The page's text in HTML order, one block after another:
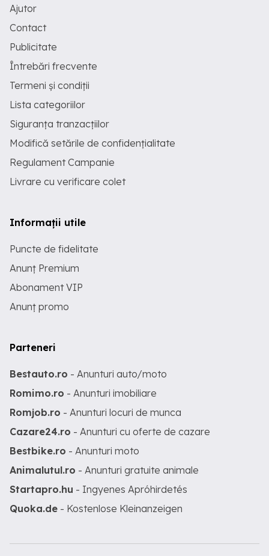
Ajutor
Contact
Publicitate
Întrebări frecvente
Termeni și condiții
Lista categoriilor
Siguranța tranzacțiilor
Modifică setările de confidențialitate
Regulament Campanie
Livrare cu verificare colet
Informații utile
Puncte de fidelitate
Anunț Premium
Abonament VIP
Anunț promo
Parteneri
Bestauto.ro - Anunturi auto/moto
Romimo.ro - Anunturi imobiliare
Romjob.ro - Anunturi locuri de munca
Cazare24.ro - Anunturi cu oferte de cazare
Bestbike.ro - Anunturi moto
Animalutul.ro - Anunturi gratuite animale
Startapro.hu - Ingyenes Apróhirdetés
Quoka.de - Kostenlose Kleinanzeigen